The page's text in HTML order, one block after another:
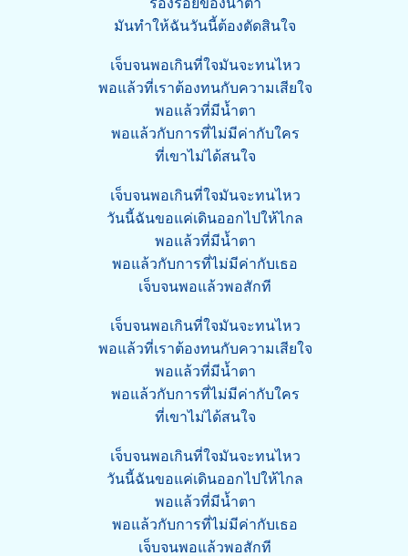
ร่องรอยของน้ำตา
มันทำให้ฉันวันนี้ต้องตัดสินใจ
เจ็บจนพอเกินที่ใจมันจะทนไหว
พอแล้วที่เราต้องทนกับความเสียใจ
พอแล้วที่มีน้ำตา
พอแล้วกับการที่ไม่มีค่ากับใคร
ที่เขาไม่ได้สนใจ
เจ็บจนพอเกินที่ใจมันจะทนไหว
วันนี้ฉันขอแค่เดินออกไปให้ไกล
พอแล้วที่มีน้ำตา
พอแล้วกับการที่ไม่มีค่ากับเธอ
เจ็บจนพอแล้วพอสักที
เจ็บจนพอเกินที่ใจมันจะทนไหว
พอแล้วที่เราต้องทนกับความเสียใจ
พอแล้วที่มีน้ำตา
พอแล้วกับการที่ไม่มีค่ากับใคร
ที่เขาไม่ได้สนใจ
เจ็บจนพอเกินที่ใจมันจะทนไหว
วันนี้ฉันขอแค่เดินออกไปให้ไกล
พอแล้วที่มีน้ำตา
พอแล้วกับการที่ไม่มีค่ากับเธอ
เจ็บจนพอแล้วพอสักที